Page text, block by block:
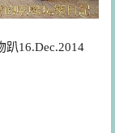
趴16.Dec.2014